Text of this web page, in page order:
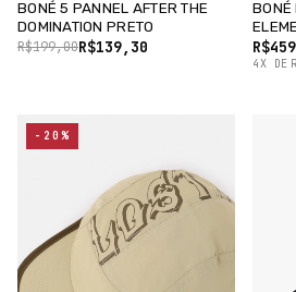
BONÉ 5 PANNEL AFTER THE
DOMINATION PRETO
R$139,30
R$199,00
BONÉ
4X DE
-20%